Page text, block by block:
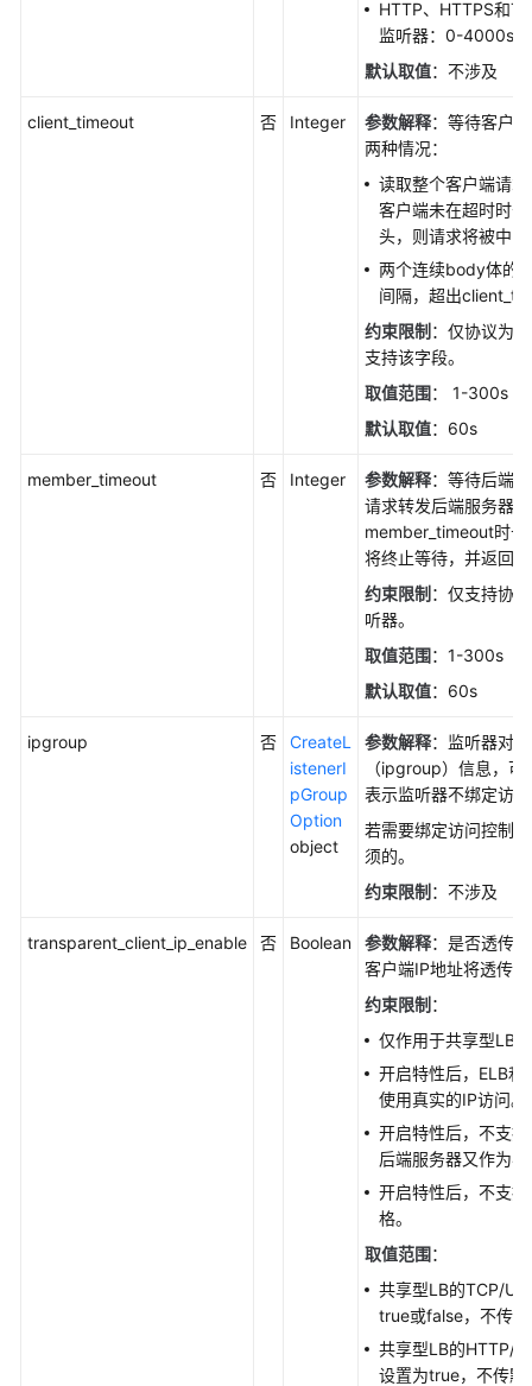
权
HTTP、HTTPS和
监听器：0-4000s
默认取值：不涉及
client_timeout 否 Integer 参数解释：等待客户
两种情况：
读取整个客户端请
客户端未在超时时
头，则请求将被中断
两个连续body体的
间隔，超出
约束限制 ：仅协议为
支持该字段。
取值范围： 1-300s
默认取值：60s
member_timeout 否 Integer 参数解释：等待后端
请求转发后端服务器
member_timeout时
将终止等待，并返回
约束限制 ：仅支持协
听器。
取值范围：1-300s
默认取值：60s
ipgroup 否
CreateL
istenerI
pGroup
Option
object
参数解释：监听器对
（ipgroup）信息，
表示监听器不绑定访
若需要绑定访问控制
须的。
约束限制 ：不涉及
transparent_client_ip_enable 否 Boolean 参数解释：是否透传
客户端IP地址将透传
约束限制 ：
仅作用于共享型LB
开启特性后，ELB
使用真实的IP访问。
开启特性后，不支
后端服务器又作为
开启特性后，不支
格。
取值范围：
共享型LB的TCP/
true或false，不传
共享型LB的HTTP/
设置为true，不传默